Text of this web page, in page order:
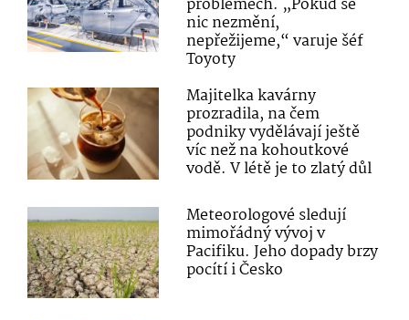
problémech. „Pokud se
nic nezmění,
nepřežijeme,“ varuje šéf
Toyoty
Majitelka kavárny
prozradila, na čem
podniky vydělávají ještě
víc než na kohoutkové
vodě. V létě je to zlatý důl
Meteorologové sledují
mimořádný vývoj v
Pacifiku. Jeho dopady brzy
pocítí i Česko